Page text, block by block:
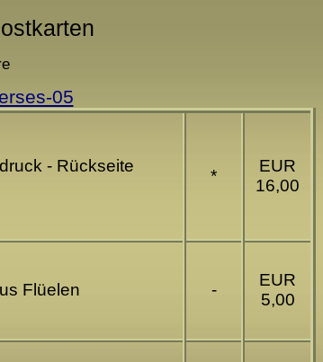
05
- Rückseite
*
EUR
16,00
Flüelen -
EUR
5,00